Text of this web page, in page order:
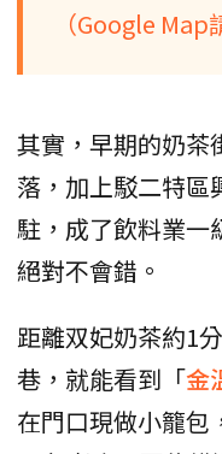
（Google Map
其實，早期的奶茶
落，加上駁二特區
駐，成了飲料業一
絕對不會錯。
距離双妃奶茶約1
巷，就能看到「金
在門口現做小籠包